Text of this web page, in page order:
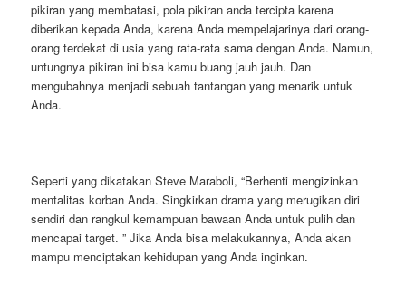
pikiran yang membatasi, pola pikiran anda tercipta karena
diberikan kepada Anda, karena Anda mempelajarinya dari orang-
orang terdekat di usia yang rata-rata sama dengan Anda. Namun,
untungnya pikiran ini bisa kamu buang jauh jauh. Dan
mengubahnya menjadi sebuah tantangan yang menarik untuk
Anda.
Seperti yang dikatakan Steve Maraboli, “Berhenti mengizinkan
mentalitas korban Anda. Singkirkan drama yang merugikan diri
sendiri dan rangkul kemampuan bawaan Anda untuk pulih dan
mencapai target. ” Jika Anda bisa melakukannya, Anda akan
mampu menciptakan kehidupan yang Anda inginkan.